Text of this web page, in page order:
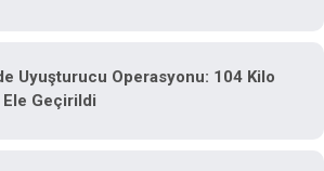
Uyuşturucu Operasyonu: 104 Kilo
Geçirildi